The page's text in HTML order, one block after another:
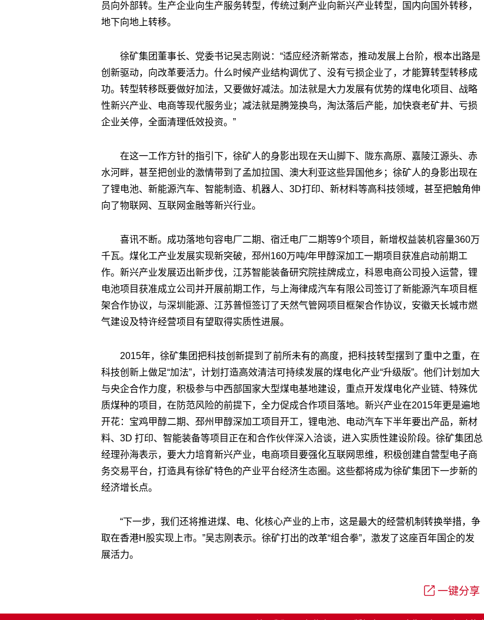
员向外部转。生产企业向生产服务转型，传统过剩产业向新兴产业转型，国内向国外转移，
地下向地上转移。
徐矿集团董事长、党委书记吴志刚说：“适应经济新常态，推动发展上台阶，根本出路是
创新驱动，向改革要活力。什么时候产业结构调优了、没有亏损企业了，才能算转型转移成
功。转型转移既要做好加法，又要做好减法。加法就是大力发展有优势的煤电化项目、战略
性新兴产业、电商等现代服务业；减法就是腾笼换鸟，淘汰落后产能，加快衰老矿井、亏损
企业关停，全面清理低效投资。”
在这一工作方针的指引下，徐矿人的身影出现在天山脚下、陇东高原、嘉陵江源头、赤
水河畔，甚至把创业的激情带到了孟加拉国、澳大利亚这些异国他乡；徐矿人的身影出现在
了锂电池、新能源汽车、智能制造、机器人、3D打印、新材料等高科技领域，甚至把触角伸
向了物联网、互联网金融等新兴行业。
喜讯不断。成功落地句容电厂二期、宿迁电厂二期等9个项目，新增权益装机容量360万
千瓦。煤化工产业发展实现新突破，邳州160万吨/年甲醇深加工一期项目获准启动前期工
作。新兴产业发展迈出新步伐，江苏智能装备研究院挂牌成立，科恩电商公司投入运营，锂
电池项目获准成立公司并开展前期工作，与上海律成汽车有限公司签订了新能源汽车项目框
架合作协议，与深圳能源、江苏普恒签订了天然气管网项目框架合作协议，安徽天长城市燃
气建设及特许经营项目有望取得实质性进展。
2015年，徐矿集团把科技创新提到了前所未有的高度，把科技转型摆到了重中之重，在
科技创新上做足“加法”，计划打造高效清洁可持续发展的煤电化产业“升级版”。他们计划加大
与央企合作力度，积极参与中西部国家大型煤电基地建设，重点开发煤电化产业链、特殊优
质煤种的项目，在防范风险的前提下，全力促成合作项目落地。新兴产业在2015年更是遍地
开花：宝鸡甲醇二期、邳州甲醇深加工项目开工，锂电池、电动汽车下半年要出产品，新材
料、3D 打印、智能装备等项目正在和合作伙伴深入洽谈，进入实质性建设阶段。徐矿集团总
经理孙海表示，要大力培育新兴产业，电商项目要强化互联网思维，积极创建自营型电子商
务交易平台，打造具有徐矿特色的产业平台经济生态圈。这些都将成为徐矿集团下一步新的
经济增长点。
“下一步，我们还将推进煤、电、化核心产业的上市，这是最大的经营机制转换举措，争
取在香港H股实现上市。”吴志刚表示。徐矿打出的改革“组合拳”，激发了这座百年国企的发
展活力。
一键分享